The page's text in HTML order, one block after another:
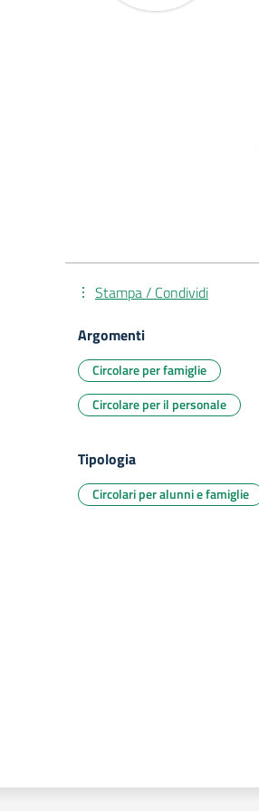
Stampa / Condividi
Argomenti
Circolare per famiglie
Circolare per il personale
Tipologia
Circolari per alunni e famiglie